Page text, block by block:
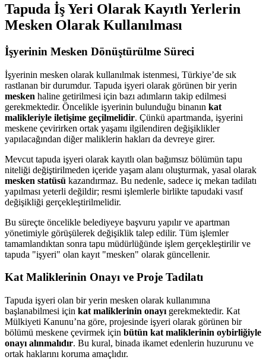
Tapuda İş Yeri Olarak Kayıtlı Yerlerin
Mesken Olarak Kullanılması
İşyerinin Mesken Dönüştürülme Süreci
İşyerinin mesken olarak kullanılmak istenmesi, Türkiye’de sık
rastlanan bir durumdur. Tapuda işyeri olarak görünen bir yerin
mesken haline getirilmesi için bazı adımların takip edilmesi
gerekmektedir. Öncelikle işyerinin bulunduğu binanın kat
malikleriyle iletişime geçilmelidir. Çünkü apartmanda, işyerini
meskene çevirirken ortak yaşamı ilgilendiren değişiklikler
yapılacağından diğer maliklerin hakları da devreye girer.
Mevcut tapuda işyeri olarak kayıtlı olan bağımsız bölümün tapu
niteliği değiştirilmeden içeride yaşam alanı oluşturmak, yasal olarak
mesken statüsü kazandırmaz. Bu nedenle, sadece iç mekan tadilatı
yapılması yeterli değildir; resmi işlemlerle birlikte tapudaki vasıf
değişikliği gerçekleştirilmelidir.
Bu süreçte öncelikle belediyeye başvuru yapılır ve apartman
yönetimiyle görüşülerek değişiklik talep edilir. Tüm işlemler
tamamlandıktan sonra tapu müdürlüğünde işlem gerçekleştirilir ve
tapuda "işyeri" olan kayıt "mesken" olarak güncellenir.
Kat Maliklerinin Onayı ve Proje Tadilatı
Tapuda işyeri olan bir yerin mesken olarak kullanımına
başlanabilmesi için kat maliklerinin onayı gerekmektedir. Kat
Mülkiyeti Kanunu’na göre, projesinde işyeri olarak görünen bir
bölümü meskene çevirmek için bütün kat maliklerinin oybirliğiyle
onayı alınmalıdır. Bu kural, binada ikamet edenlerin huzurunu ve
ortak haklarını koruma amaçlıdır.